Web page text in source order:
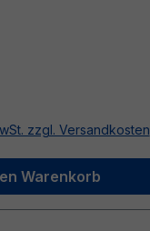
zzgl. Versandkosten
Warenkorb